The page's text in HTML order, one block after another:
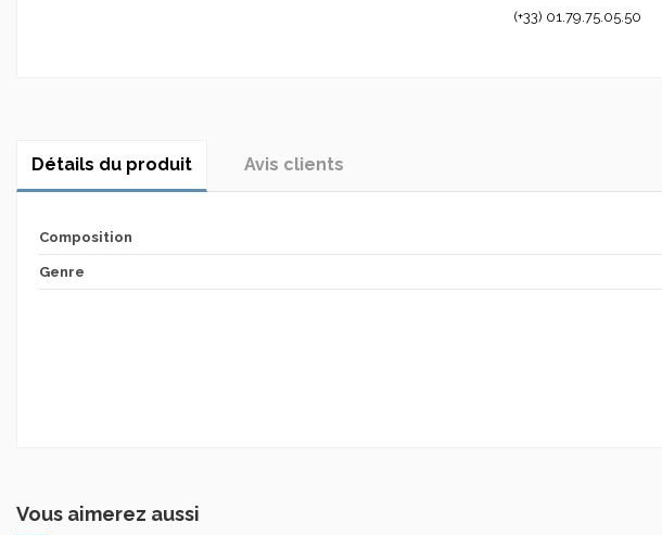
(+33) 01.79.75.05.50
Détails du produit Avis clients
Composition
Genre
Vous aimerez aussi